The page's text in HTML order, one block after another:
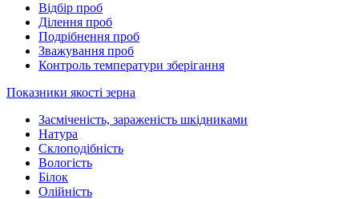
Відбір проб
Ділення проб
Подрібнення проб
Зважування проб
Контроль температури зберігання
Показники якості зерна
Засміченість, зараженість шкідниками
Натура
Склоподібність
Вологість
Білок
Олійність